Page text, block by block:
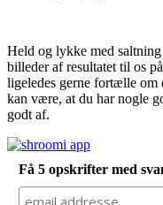
Held og lykke med
billeder af resultatet til os
ligeledes gerne fortælle om
kan være, at du har nogle
godt af.
Få 5 opskrifter med